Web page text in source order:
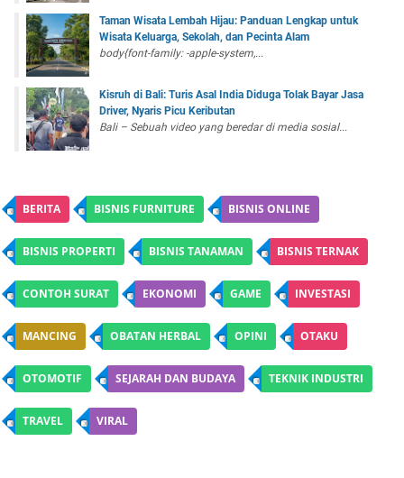
Taman Wisata Lembah Hijau: Panduan Lengkap untuk
Wisata Keluarga, Sekolah, dan Pecinta Alam
body{font-family: -apple-system,...
Kisruh di Bali: Turis Asal India Diduga Tolak Bayar Jasa
Driver, Nyaris Picu Keributan
Bali – Sebuah video yang beredar di media sosial...
BERITA BISNIS FURNITURE BISNIS ONLINE
BISNIS PROPERTI BISNIS TANAMAN BISNIS TERNAK
CONTOH SURAT EKONOMI GAME INVESTASI
MANCING OBATAN HERBAL OPINI OTAKU
OTOMOTIF SEJARAH DAN BUDAYA TEKNIK INDUSTRI
TRAVEL VIRAL